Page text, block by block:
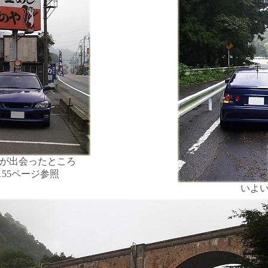
出会ったところ
ページ参照
いよ